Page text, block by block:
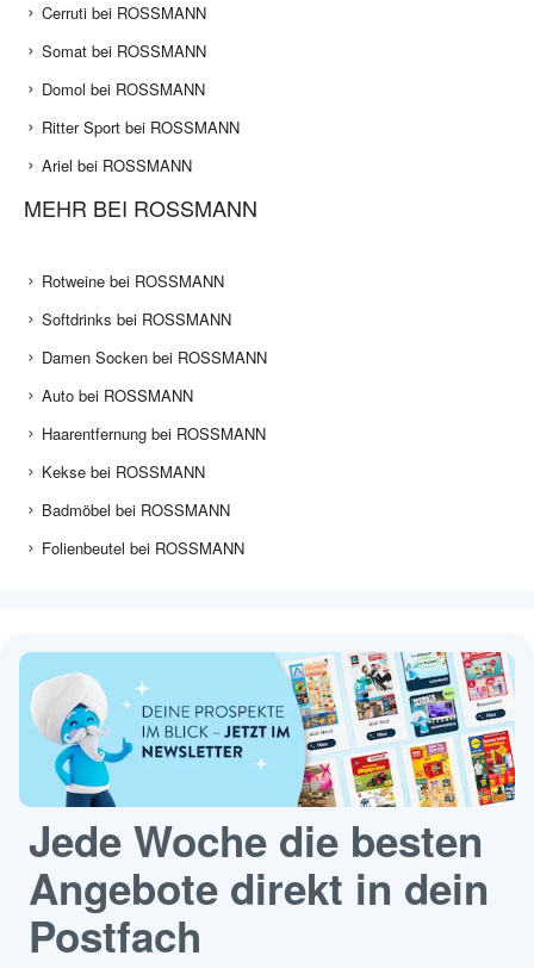
Cerruti bei ROSSMANN
Somat bei ROSSMANN
Domol bei ROSSMANN
Ritter Sport bei ROSSMANN
Ariel bei ROSSMANN
MEHR BEI ROSSMANN
Rotweine bei ROSSMANN
Softdrinks bei ROSSMANN
Damen Socken bei ROSSMANN
Auto bei ROSSMANN
Haarentfernung bei ROSSMANN
Kekse bei ROSSMANN
Badmöbel bei ROSSMANN
Folienbeutel bei ROSSMANN
Jede Woche die besten
Angebote direkt in dein
Postfach